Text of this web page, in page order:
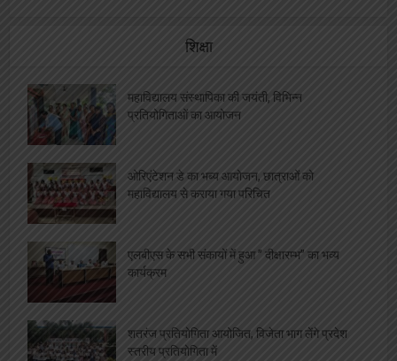
शिक्षा
महाविद्यालय संस्थापिका की जयंती, विभिन्न
प्रतियोगिताओं का आयोजन
ओरिएंटेशन डे का भब्य आयोजन, छात्राओं को
महाविद्यालय से कराया गया परिचित
एलबीएस के सभी संकायों में हुआ ” दीक्षारम्भ” का भव्य
कार्यक्रम
शतरंज प्रतियोगिता आयोजित, विजेता भाग लेंगे प्रदेश
स्तरीय प्रतियोगिता में